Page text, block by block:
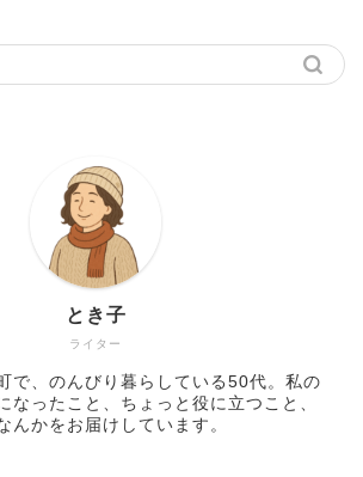
ライター
とき子
で、のんびり暮らしている50代。私の
なったこと、ちょっと役に立つこと、
んかをお届けしています。